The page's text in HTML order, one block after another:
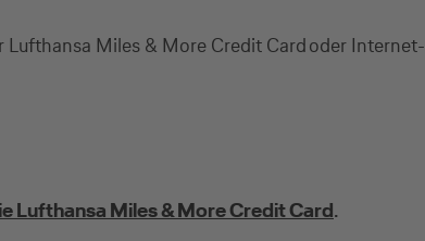
Miles & More Credit Card oder Internet-
Lufthansa Miles & More Credit Card.